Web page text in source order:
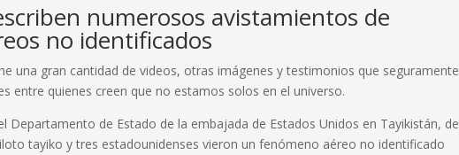
numerosos avistamientos de
no identificados
una gran cantidad de videos, otras imágenes y testimonios que seguramente
entre quienes creen que no estamos solos en el universo.
Departamento de Estado de la embajada de Estados Unidos en Tayikistán, de
tayiko y tres estadounidenses vieron un fenómeno aéreo no identificado